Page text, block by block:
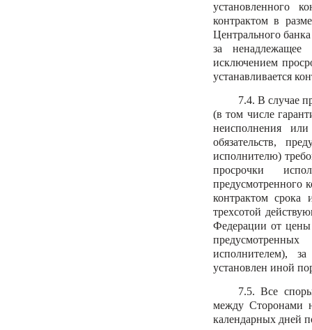
установленного
контрактом в
Центрального
за ненадлежащее
исключением
устанавливается
7.4. В случае
(в том числе
неисполнения
обязательств,
исполнителю)
просрочки
предусмотренного
контрактом срока
трехсотой
Федерации от цены
исполнителем),
установлен иной
7.5. Все
между Сторонами
календарных дней